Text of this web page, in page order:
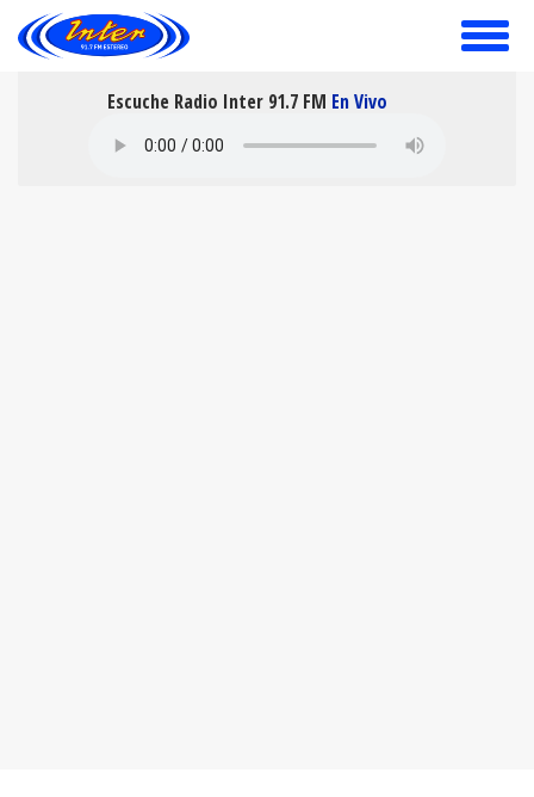
toggle
Escuche Radio Inter 91.7 FM En Vivo